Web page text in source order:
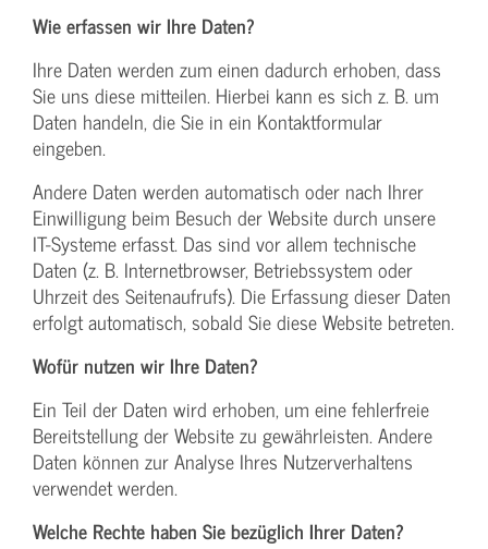
Wie erfassen wir Ihre Daten?
Ihre Daten werden zum einen dadurch erhoben, dass
Sie uns diese mitteilen. Hierbei kann es sich z. B. um
Daten handeln, die Sie in ein Kontaktformular
eingeben.
Andere Daten werden automatisch oder nach Ihrer
Einwilligung beim Besuch der Website durch unsere
IT-Systeme erfasst. Das sind vor allem technische
Daten (z. B. Internetbrowser, Betriebssystem oder
Uhrzeit des Seitenaufrufs). Die Erfassung dieser Daten
erfolgt automatisch, sobald Sie diese Website betreten.
Wofür nutzen wir Ihre Daten?
Ein Teil der Daten wird erhoben, um eine fehlerfreie
Bereitstellung der Website zu gewährleisten. Andere
Daten können zur Analyse Ihres Nutzerverhaltens
verwendet werden.
Welche Rechte haben Sie bezüglich Ihrer Daten?